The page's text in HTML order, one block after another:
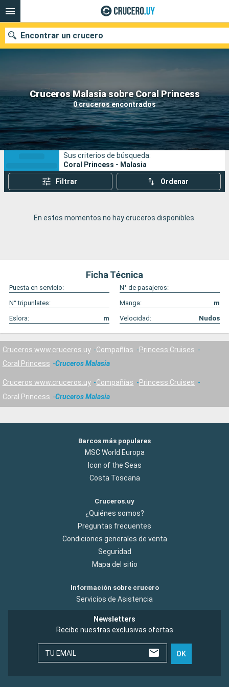
Cruceros Malasia sobre Coral Princess
0 cruceros encontrados
Encontrar un crucero
Nuestros destinos
Fecha de salida
Puertos Compañías
Buscar
Sus criterios de búsqueda:
Coral Princess - Malasia
Filtrar Ordenar
En estos momentos no hay cruceros disponibles.
Ficha Técnica
Puesta en servicio:
N° de pasajeros:
N° tripunlates:
Manga:
m
Eslora:
m Velocidad: Nudos
Cruceros www.cruceros.uy Compañías
Princess Cruises
Coral Princess
Cruceros Malasia
Cruceros www.cruceros.uy Compañías
Princess Cruises
Coral Princess
Cruceros Malasia
Barcos más populares
MSC World Europa
Icon of the Seas
Costa Toscana
Cruceros.uy
¿Quiénes somos?
Preguntas frecuentes
Condiciones generales de venta
Seguridad
Mapa del sitio
Información sobre crucero
Servicios de Asistencia
Newsletters
Recibe nuestras exclusivas ofertas
TU EMAIL OK